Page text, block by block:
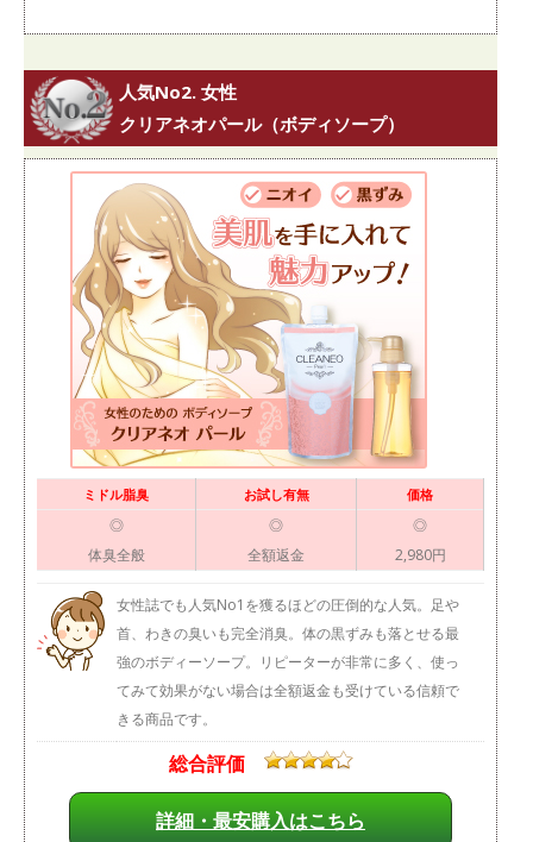
人気No2. 女性
クリアネオパール（ボディソープ）
ミドル脂臭 お試し有無 価格
◎
体臭全般
◎
全額返金
◎
2,980円
女性誌でも人気No1を獲るほどの圧倒的な人気。足や
首、わきの臭いも完全消臭。体の黒ずみも落とせる最
強のボディーソープ。リピーターが非常に多く、使っ
てみて効果がない場合は全額返金も受けている信頼で
きる商品です。
総合評価
詳細・最安購入はこちら